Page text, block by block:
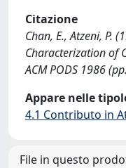
Citazione
Chan, E., Atzeni, P.
Characterization of
ACM PODS 1986
Appare nelle
4.1 Contributo in
File in questo